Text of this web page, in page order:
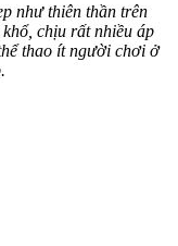
như thiên thần trên
chịu rất nhiều áp
thao ít người chơi ở